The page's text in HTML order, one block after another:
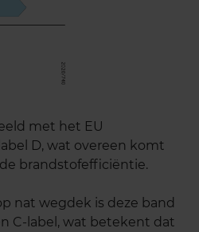
met het EU
D, wat overeen komt
brandstofefficiëntie.
nat wegdek is deze band
C-label, wat betekent dat